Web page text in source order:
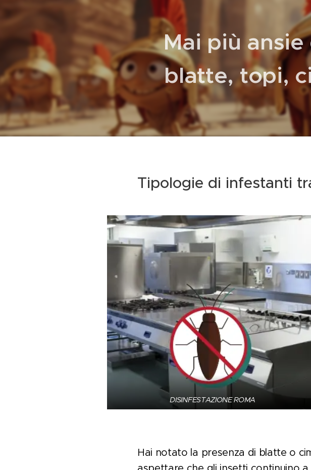
Mai più
blatte, topi,
Tipologie di infestanti
DISINFESTAZIONE ROMA
Hai notato la presenza di blatte o